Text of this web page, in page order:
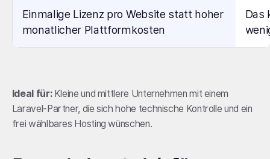
Einmalige Lizenz pro Website statt hoher
monatlicher Plattformkosten
Das
Ideal für:Kleine und mittlere Unternehmen mit einem
Laravel-Partner, die sich hohe technische Kontrolle und ein
frei wählbares Hosting wünschen.